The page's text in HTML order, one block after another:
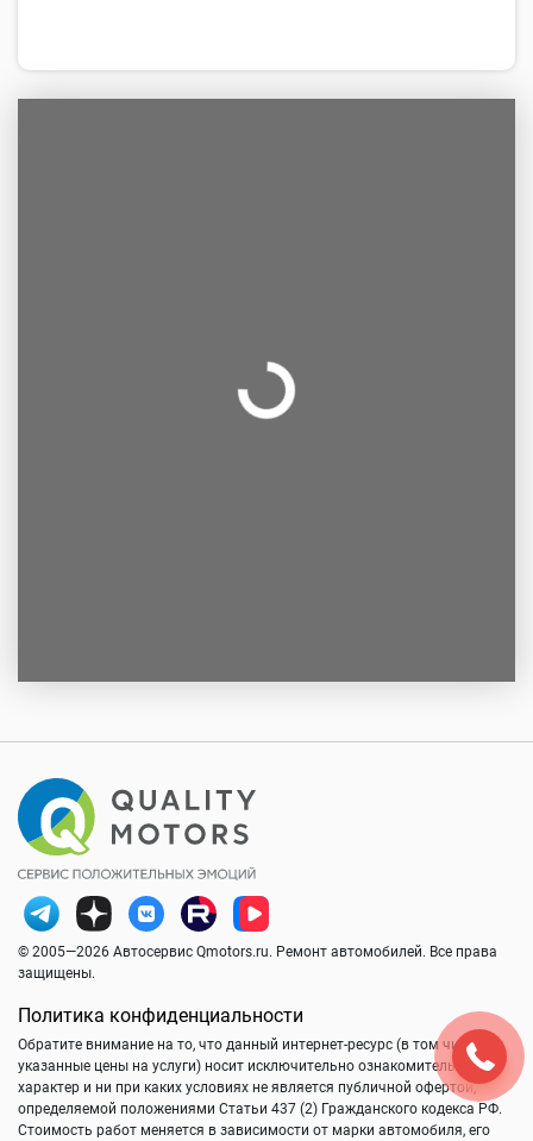
© 2005—2026 Автосервис Qmotors.ru. Ремонт автомобилей. Все права
защищены.
Политика конфиденциальности
Обратите внимание на то, что данный интернет-ресурс (в том числе
указанные цены на услуги) носит исключительно ознакомительный
характер и ни при каких условиях не является публичной офертой,
определяемой положениями Статьи 437 (2) Гражданского кодекса РФ.
Стоимость работ меняется в зависимости от марки автомобиля, его